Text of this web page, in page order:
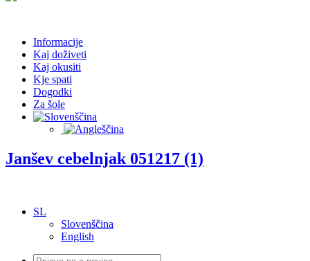
Informacije
Kaj doživeti
Kaj okusiti
Kje spati
Dogodki
Za šole
Janšev cebelnjak 051217 (1)
SL
Slovenščina
English